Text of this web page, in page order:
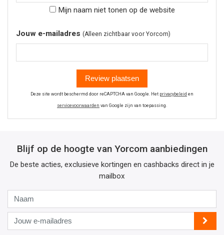
Mijn naam niet tonen op de website
Jouw e-mailadres (Alleen zichtbaar voor Yorcom)
Review plaatsen
Deze site wordt beschermd door reCAPTCHA van Google. Het privacybeleid en
servicevoorwaarden van Google zijn van toepassing.
Blijf op de hoogte van Yorcom aanbiedingen
De beste acties, exclusieve kortingen en cashbacks direct in je
mailbox
Jouw
e-